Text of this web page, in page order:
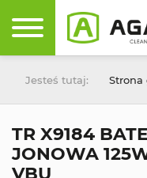
Jesteś tutaj: Strona
TR X9184
JONOWA
VBU